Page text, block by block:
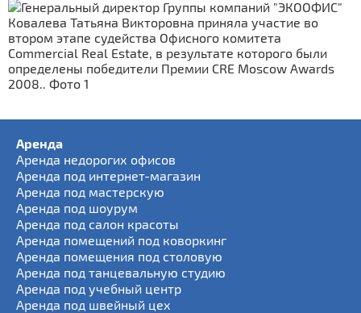
Аренда
Аренда недорогих офисов
Аренда под интернет-магазин
Аренда под мастерскую
Аренда под шоурум
Аренда под салон красоты
Аренда помещений под коворкинг
Аренда помещения под столовую
Аренда под танцевальную студию
Аренда под учебный центр
Аренда под швейный цех